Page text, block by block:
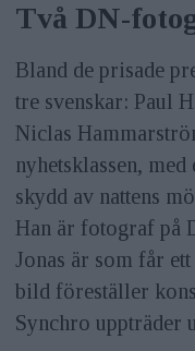
Två DN-
Bland de prisade
tre svenskar: Paul
Niclas
nyhetsklassen,
skydd av nattens
Han är fotograf på
Jonas är som får
bild föreställer
Synchro uppträder